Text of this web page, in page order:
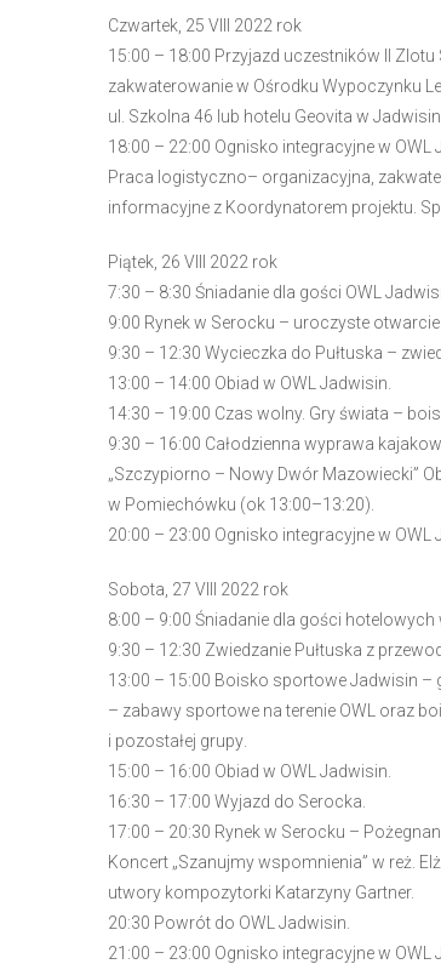
Czwartek 25 VIII 2022 rok
1 5:00 – 18:00 Przyjazd uczestników Zlotu
zakwaterowaniew Ośrodku Wypoczynku
ul. Szkolna 46 lub hotel u Geovita w
18:00 – 22:00 Ognisko integracyjnew OWL
Praca logistyczno– organizacyjna,
informacyjne z Koordynatorem projektu.
Piątek 26 VIII 2022 rok
7:30 – 8:30 Śniadanie dla gości OWL
9:00 Rynekw Serocku – uroczyste otwarcie
9:30 – 12:30 Wycieczka do Pułtuska –
1 3:00 – 1 4:00 Obiad w OWL Jadwisin.
1 4:30 – 1 9:00 Czas wolny. Gry świata –
9:30 – 16:00 Całodzienna wyprawa
„Szczypiorno – Nowy Dwór Mazowiecki”
w Pomiechówku (ok 13:00–13:20).
20:00 – 23:00 Ognisko integracyjnew OWL
Sobota 27 VIII 2022 rok
8:00 – 9:00 Śniadanie dla gości hotelowych
9:30 – 12:30 Zwiedzanie Pułtuska z
13:00 – 15:00 Boisko sportowe Jadwisin –
– zabawy sportowe na terenie OWL oraz
i pozostałej grupy
15:00 – 16:00 Obiad w OWL Jadwisin.
1 6:30 – 17:00 Wyjazd do Serocka.
17:00 – 20:30 Rynek w Serocku –
Koncert „Szanujmy wspomnienia” w reż.
utwory kompozytorki Katarzyny Gartner.
20:30 Powrót do OWL Jadwisin
21:00 – 23:00 Ognisko integracyjne w OWL